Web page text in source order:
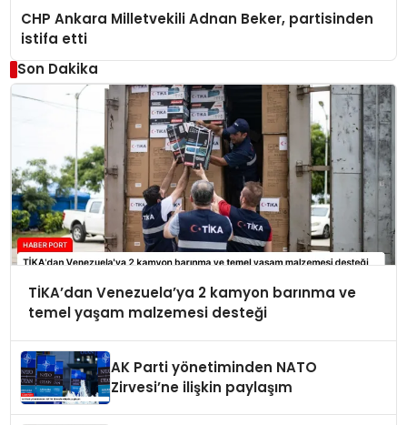
CHP Ankara Milletvekili Adnan Beker, partisinden
istifa etti
Son Dakika
TİKA’dan Venezuela’ya 2 kamyon barınma ve
temel yaşam malzemesi desteği
AK Parti yönetiminden NATO
Zirvesi’ne ilişkin paylaşım